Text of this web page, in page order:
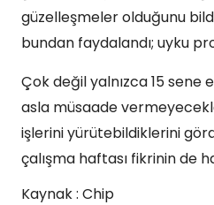
güzelleşmeler olduğunu
bundan faydalandı; uyku
Çok değil yalnızca 15 sene
asla müsaade
işlerini yürütebildiklerini
çalışma haftası fikrinin de
Kaynak : Chip